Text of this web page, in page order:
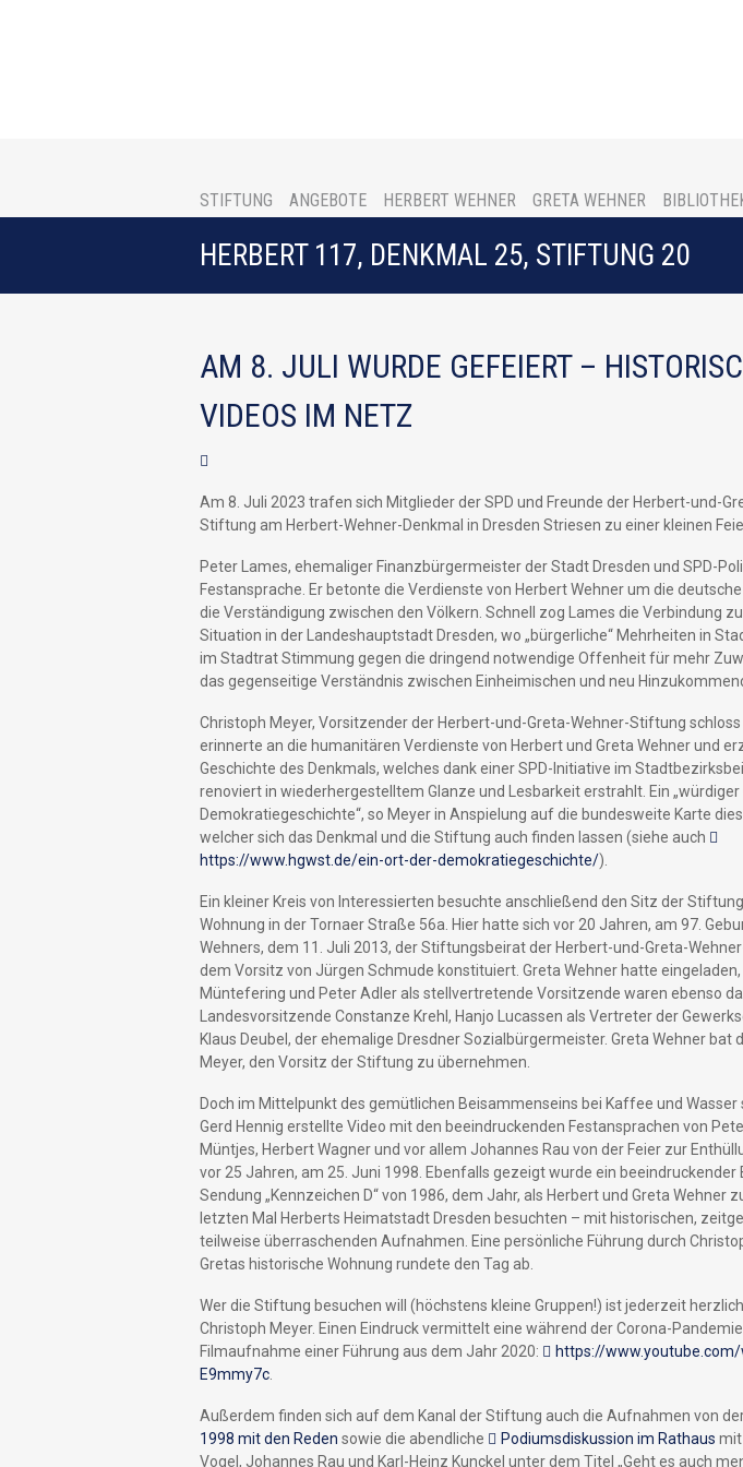
STIFTUNG ANGEBOTE HERBERT WEHNER GRETA WEHNER
HERBERT 117, DENKMAL 25, STIFTUNG 20
AM 8. JULI WURDE GEFEIERT –
VIDEOS IM NETZ
Am 8. Juli 2023 trafen sich Mitglieder der SPD und Freunde der Herbert-und-
Stiftung am Herbert-Wehner-Denkmal in Dresden Striesen zu einer kleinen
Peter Lames, ehemaliger Finanzbürgermeister der Stadt Dresden und SPD-
Festansprache. Er betonte die Verdienste von Herbert Wehner um die
die Verständigung zwischen den Völkern. Schnell zog Lames die Verbindung
Situation in der Landeshauptstadt Dresden, wo „bürgerliche“ Mehrheiten in
im Stadtrat Stimmung gegen die dringend notwendige Offenheit für mehr
das gegenseitige Verständnis zwischen Einheimischen und neu
Christoph Meyer, Vorsitzender der Herbert-und-Greta-Wehner-Stiftung schloss
erinnerte an die humanitären Verdienste von Herbert und Greta Wehner und
Geschichte des Denkmals, welches dank einer SPD-Initiative im
renoviert in wiederhergestelltem Glanze und Lesbarkeit erstrahlt. Ein „würdiger
Demokratiegeschichte“, so Meyer in Anspielung auf die bundesweite Karte
welcher sich das Denkmal und die Stiftung auch finden lassen (siehe auch
https://www.hgwst.de/ein-ort-der-demokratiegeschichte/).
Ein kleiner Kreis von Interessierten besuchte anschließend den Sitz der
Wohnung in der Tornaer Straße 56a. Hier hatte sich vor 20 Jahren, am 97.
Wehners, dem 11. Juli 2013, der Stiftungsbeirat der Herbert-und-Greta-
dem Vorsitz von Jürgen Schmude konstituiert. Greta Wehner hatte eingeladen,
Müntefering und Peter Adler als stellvertretende Vorsitzende waren ebenso
Landesvorsitzende Constanze Krehl, Hanjo Lucassen als Vertreter der
Klaus Deubel, der ehemalige Dresdner Sozialbürgermeister. Greta Wehner bat
Meyer, den Vorsitz der Stiftung zu übernehmen.
Doch im Mittelpunkt des gemütlichen Beisammenseins bei Kaffee und Wasser
Gerd Hennig erstellte Video mit den beeindruckenden Festansprachen von
Müntjes, Herbert Wagner und vor allem Johannes Rau von der Feier zur
vor 25 Jahren, am 25. Juni 1998. Ebenfalls gezeigt wurde ein beeindruckender
Sendung „Kennzeichen D“ von 1986, dem Jahr, als Herbert und Greta Wehner
letzten Mal Herberts Heimatstadt Dresden besuchten – mit historischen,
teilweise überraschenden Aufnahmen. Eine persönliche Führung durch
Gretas historische Wohnung rundete den Tag ab.
Wer die Stiftung besuchen will (höchstens kleine Gruppen!) ist jederzeit
Christoph Meyer. Einen Eindruck vermittelt eine während der Corona-
Filmaufnahme einer Führung aus dem Jahr 2020:
https://www.youtube.com/
E9mmy7c
Außerdem finden sich auf dem Kanal der Stiftung auch die Aufnahmen von
1998 mit den Reden sowie die abendliche Podiumsdiskussion im Rathaus mit
Vogel, Johannes Rau und Karl-Heinz Kunckel unter dem Titel „Geht es auch